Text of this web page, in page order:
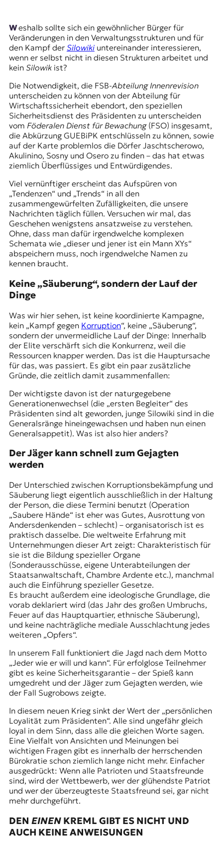
u
s
u
n
d
M
e
d
i
e
n
k
o
m
p
t
e
n
z
z
u
O
s
t
u
r
p
a
Weshalb sollte sich ein gewöhnlicher Bürger für
Veränderungen in den Verwaltungsstrukturen und für
den Kampf der Silowikiuntereinander interessieren,
wenn er selbst nicht in diesen Strukturen arbeitet und
kein Silowikist?
Die Notwendigkeit, die FSB-Abteilung Innenrevision
unterscheiden zu können von der Abteilung für
Wirtschaftssicherheit ebendort, den speziellen
Sicherheitsdienst des Präsidenten zu unterscheiden
vom Föderalen Dienst für Bewachung(FSO) insgesamt,
die Abkürzung GUEBiPK entschlüsseln zu können, sowie
auf der Karte problemlos die Dörfer Jaschtscherowo,
Akulinino, Sosnyund Osero zu finden – das hat etwas
ziemlich Überflüssiges und Entwürdigendes.
Viel vernünftiger erscheint das Aufspüren von
„Tendenzen“ und „Trends“ in all den
zusammengewürfelten Zufälligkeiten, die unsere
Nachrichten täglich füllen. Versuchen wir mal, das
Geschehen wenigstens ansatzweise zu verstehen.
Ohne, dass man dafür irgendwelche komplexen
Schemata wie „dieser und jener ist ein Mann XYs“
abspeichern muss, noch irgendwelche Namen zu
kennen braucht.
Keine „Säuberung“, sondern der Lauf der
Dinge
Was wir hier sehen, ist keine koordinierte Kampagne,
kein „Kampf gegen Korruption“, keine „Säuberung“,
sondern der unvermeidliche Lauf der Dinge: Innerhalb
der Elite verschärft sich die Konkurrenz, weil die
Ressourcen knapper werden. Das ist die Hauptursache
für das, was passiert. Es gibt ein paar zusätzliche
Gründe, die zeitlich damit zusammenfallen:
Der wichtigste davon ist der naturgegebene
Generationenwechsel (die „ersten Begleiter“ des
Präsidenten sind alt geworden, junge Silowiki sind in die
Generalsränge hineingewachsen und haben nun einen
Generalsappetit). Was ist also hier anders?
Der Jäger kann schnell zum Gejagten
werden
Der Unterschied zwischen Korruptionsbekämpfung und
Säuberung liegt eigentlich ausschließlich in der Haltung
der Person, die diese Termini benutzt (Operation
„Saubere Hände“ ist eher was Gutes, Ausrottung von
Andersdenkenden – schlecht) – organisatorisch ist es
praktisch dasselbe. Die weltweite Erfahrung mit
Unternehmungen dieser Art zeigt: Charakteristisch für
sie ist die Bildung spezieller Organe
(Sonderausschüsse, eigene Unterabteilungen der
Staatsanwaltschaft, Chambre Ardente etc.), manchmal
auch die Einführung spezieller Gesetze.
Es braucht außerdem eine ideologische Grundlage, die
vorab deklariert wird (das Jahr des großen Umbruchs,
Feuer auf das Hauptquartier, ethnische Säuberung),
und keine nachträgliche mediale Ausschlachtung jedes
weiteren „Opfers“.
In unserem Fall funktioniert die Jagd nach dem Motto
„Jeder wie er will und kann“. Für erfolglose Teilnehmer
gibt es keine Sicherheitsgarantie – der Spieß kann
umgedreht und der Jäger zum Gejagten werden, wie
der Fall Sugrobows zeigte.
In diesem neuen Krieg sinkt der Wert der „persönlichen
Loyalität zum Präsidenten“. Alle sind ungefähr gleich
loyal in dem Sinn, dass alle die gleichen Worte sagen.
Eine Vielfalt von Ansichten und Meinungen bei
wichtigen Fragen gibt es innerhalb der herrschenden
Bürokratie schon ziemlich lange nicht mehr. Einfacher
ausgedrückt: Wenn alle Patrioten und Staatsfreunde
sind, wird der Wettbewerb, wer der glühendste Patriot
und wer der überzeugteste Staatsfreund sei, gar nicht
mehr durchgeführt.
DEN EINEN KREML GIBT ES NICHT UND
AUCH KEINE ANWEISUNGEN